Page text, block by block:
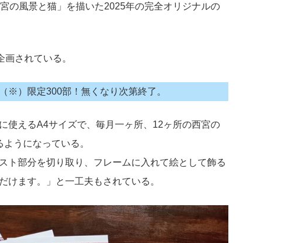
の風景と猫」を描いた2025年の完全オリジナルの
されている。
※）限定300部！無くなり次第終了。
使えるA4サイズで、毎月一ヶ所、12ヶ所の西宮の
うになっている。
ト部分を切り取り、フレームに入れて絵として飾る
けます。」と一工夫もされている。